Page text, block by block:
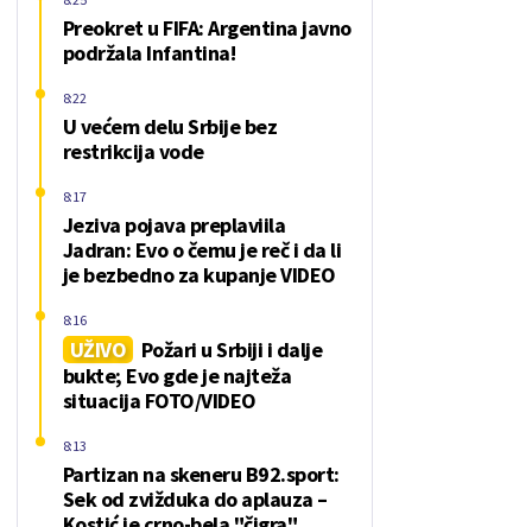
Preokret u FIFA: Argentina javno
podržala Infantina!
U većem delu Srbije bez
restrikcija vode
8:22
Jeziva pojava preplaviila
Jadran: Evo o čemu je reč i da li
je bezbedno za kupanje VIDEO
8:17
UŽIVO
Požari u Srbiji i dalje
bukte; Evo gde je najteža
situacija FOTO/VIDEO
8:16
Partizan na skeneru B92.sport:
Sek od zvižduka do aplauza –
8:13